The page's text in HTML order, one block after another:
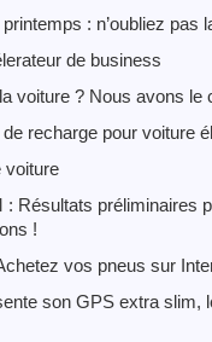
: n’oubliez pas
de business
voiture ? Nous avons le
recharge pour voiture
voiture
: Résultats préliminaires
!
vos pneus sur
son GPS extra slim,